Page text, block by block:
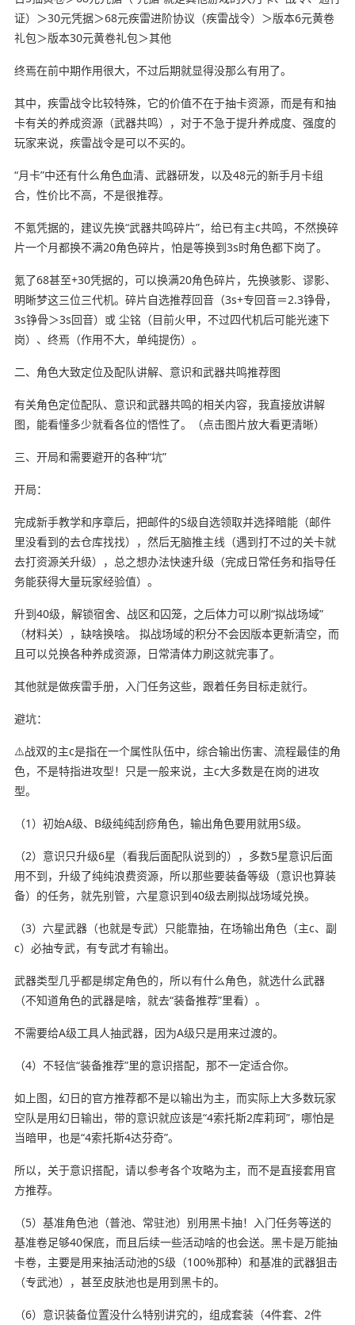
证）＞30元凭据＞68元疾雷进阶协议（疾雷战令）＞版本6元黄卷
礼包＞版本30元黄卷礼包＞其他
终焉在前中期作用很大，不过后期就显得没那么有用了。
其中，疾雷战令比较特殊，它的价值不在于抽卡资源，而是有和抽
卡有关的养成资源（武器共鸣），对于不急于提升养成度、强度的
玩家来说，疾雷战令是可以不买的。
“月卡”中还有什么角色血清、武器研发，以及48元的新手月卡组
合，性价比不高，不是很推荐。
不氪凭据的，建议先换“武器共鸣碎片”，给已有主c共鸣，不然换碎
片一个月都换不满20角色碎片，怕是等换到3s时角色都下岗了。
氪了68甚至+30凭据的，可以换满20角色碎片，先换骇影、谬影、
明晰梦这三位三代机。碎片自选推荐回音（3s+专回音＝2.3铮骨，
3s铮骨＞3s回音）或 尘铭（目前火甲，不过四代机后可能光速下
岗）、终焉（作用不大，单纯提伤）。
二、角色大致定位及配队讲解、意识和武器共鸣推荐图
有关角色定位配队、意识和武器共鸣的相关内容，我直接放讲解
图，能看懂多少就看各位的悟性了。（点击图片放大看更清晰）
三、开局和需要避开的各种“坑”
开局：
完成新手教学和序章后，把邮件的S级自选领取并选择暗能（邮件
里没看到的去仓库找找），然后无脑推主线（遇到打不过的关卡就
去打资源关升级），总之想办法快速升级（完成日常任务和指导任
务能获得大量玩家经验值）。
升到40级，解锁宿舍、战区和囚笼，之后体力可以刷“拟战场域”
（材料关），缺啥换啥。 拟战场域的积分不会因版本更新清空，而
且可以兑换各种养成资源，日常清体力刷这就完事了。
其他就是做疾雷手册，入门任务这些，跟着任务目标走就行。
️避坑️：
⚠️战双的主c是指在一个属性队伍中，综合输出伤害、流程最佳的角
色，不是特指进攻型！只是一般来说，主c大多数是在岗的进攻
型。
（1）初始A级、B级纯纯刮痧角色，输出角色要用就用S级。
（2）意识只升级6星（看我后面配队说到的），多数5星意识后面
用不到，升级了纯纯浪费资源，所以那些要装备等级（意识也算装
备）的任务，就先别管，六星意识到40级去刷拟战场域兑换。
（3）六星武器（也就是专武）只能靠抽，在场输出角色（主c、副
c）必抽专武，有专武才有输出。
武器类型几乎都是绑定角色的，所以有什么角色，就选什么武器
（不知道角色的武器是啥，就去“装备推荐”里看）。
不需要给A级工具人抽武器，因为A级只是用来过渡的。
（4）不轻信“装备推荐”里的意识搭配，那不一定适合你。
如上图，幻日的官方推荐都不是以输出为主，而实际上大多数玩家
空队是用幻日输出，带的意识就应该是“4索托斯2库莉珂”，哪怕是
当暗甲，也是“4索托斯4达芬奇”。
所以，关于意识搭配，请以参考各个攻略为主，而不是直接套用官
方推荐。
（5）基准角色池（普池、常驻池）别用黑卡抽！入门任务等送的
基准卷足够40保底，而且后续一些活动啥的也会送。黑卡是万能抽
卡卷，主要是用来抽活动池的S级（100%那种）和基准的武器狙击
（专武池），甚至皮肤池也是用到黑卡的。
（6）意识装备位置没什么特别讲究的，组成套装（4件套、2件